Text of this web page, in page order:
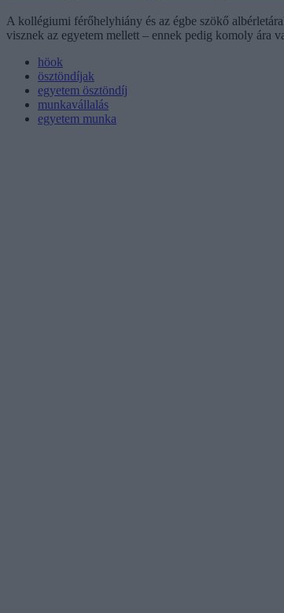
A kollégiumi férőhelyhiány és az égbe szökő
visznek az egyetem mellett – ennek pedig komoly ára
höok
ösztöndíjak
egyetem ösztöndíj
munkavállalás
egyetem munka